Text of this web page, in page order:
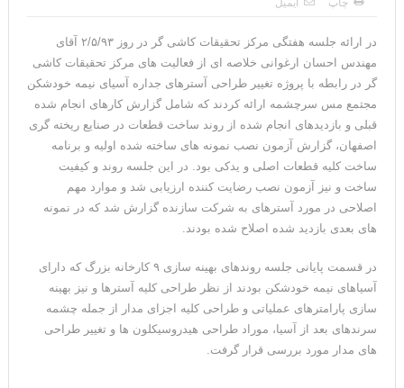
چاپ
ایمیل
در ارائه جلسه هفتگی مرکز تحقیقات کاشی گر در روز ۲/۵/۹۳ آقای
مهندس احسان ارغوانی خلاصه ای از فعالیت های مرکز تحقیقات کاشی
گر در رابطه با پروژه تغییر طراحی آسترهای جداره آسیای نیمه خودشکن
مجتمع مس سرچشمه ارائه کردند که شامل گزارش کارهای انجام شده
قبلی و بازدیدهای انجام شده از روند ساخت قطعات در صنایع ریخته گری
اصفهان، گزارش آزمون نصب نمونه های ساخته شده اولیه و برنامه
ساخت کلیه قطعات اصلی و یدکی بود. در این جلسه روند و کیفیت
ساخت و نیز آزمون نصب رضایت کننده ارزیابی شد و موارد مهم
اصلاحی در مورد آسترهای به شرکت سازنده گزارش شد که در نمونه
های بعدی بازدید شده اصلاح شده بودند.
در قسمت پایانی جلسه روندهای بهینه سازی ۹ کارخانه بزرگ که دارای
آسیاهای نیمه خودشکن بودند از نظر طراحی کلیه آسترها و نیز بهینه
سازی پارامترهای عملیاتی و طراحی کلیه اجزای مدار از جمله چشمه
سرندهای بعد از آسیا، موراد طراحی هیدروسیکلون ها و تغییر طراحی
های مدار مورد بررسی قرار گرفت.